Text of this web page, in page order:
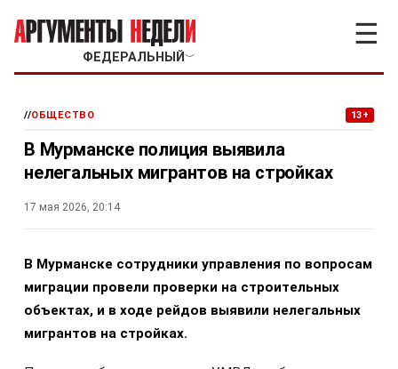
ФЕДЕРАЛЬНЫЙ ﹀
☰
//ОБЩЕСТВО 13+
В Мурманске полиция выявила
нелегальных мигрантов на стройках
17 мая 2026, 20:14
В Мурманске сотрудники управления по вопросам
миграции провели проверки на строительных
объектах, и в ходе рейдов выявили нелегальных
мигрантов на стройках.